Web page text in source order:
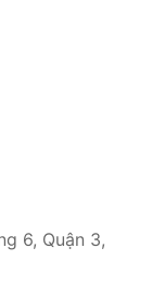
6, Quận 3,